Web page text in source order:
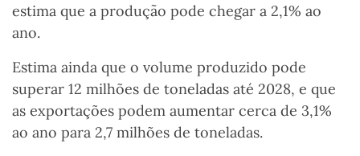
estima que a produção pode chegar a 2,1% ao
ano.
Estima ainda que o volume produzido pode
superar 12 milhões de toneladas até 2028, e que
as exportações podem aumentar cerca de 3,1%
ao ano para 2,7 milhões de toneladas.